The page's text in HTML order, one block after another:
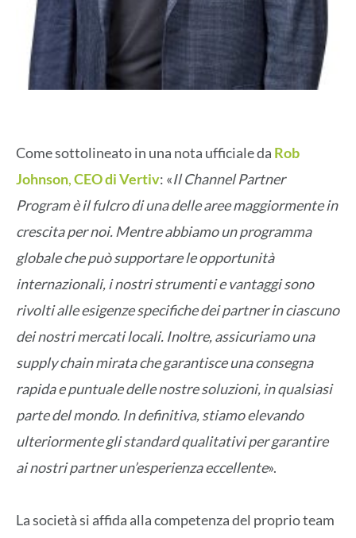
Come sottolineato in una nota ufficiale da Rob
Johnson,CEO di Vertiv: «Il Channel Partner
Program è il fulcro di una delle aree maggiormente in
crescita per noi. Mentre abbiamo un programma
globale che può supportare le opportunità
internazionali, i nostri strumenti e vantaggi sono
rivolti alle esigenze specifiche dei partner in ciascuno
dei nostri mercati locali. Inoltre, assicuriamo una
supply chain mirata che garantisce una consegna
rapida e puntuale delle nostre soluzioni, in qualsiasi
parte del mondo. In definitiva, stiamo elevando
ulteriormente gli standard qualitativi per garantire
ai nostri partner un’esperienza eccellente».
La società si affida alla competenza del proprio team